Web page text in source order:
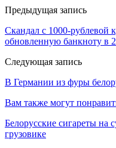
Предыдущая запись
Скандал с 1000-рублевой
обновленную банкноту в
Следующая запись
В Германии из фуры
Вам также могут
Белорусские сигареты на
грузовике